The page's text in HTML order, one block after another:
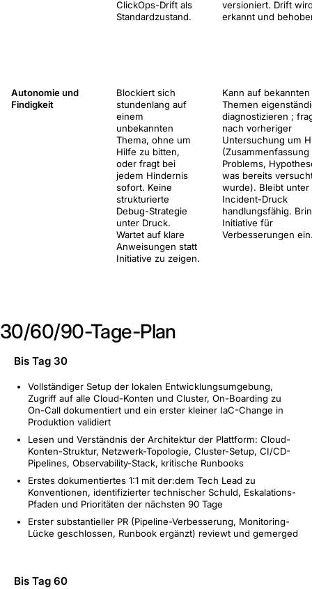
ClickOps-Drift als
Standardzustand.
versioniert. Drift
erkannt und
Autonomie und
Findigkeit
Blockiert sich
stundenlang auf
einem
unbekannten
Thema, ohne um
Hilfe zu bitten,
oder fragt bei
jedem Hindernis
sofort. Keine
strukturierte
Debug-Strategie
unter Druck.
Wartet auf klare
Anweisungen statt
Initiative zu zeigen.
Kann auf bekannten
Themen
diagnostizieren ;
nach vorheriger
Untersuchung um
(Zusammenfassung
Problems,
was bereits
wurde). Bleibt unter
Incident-Druck
handlungsfähig.
Initiative für
Verbesserungen
30/60/90-Tage-Plan
Bis Tag 30
Vollständiger Setup der lokalen Entwicklungsumgebung,
Zugriff auf alle Cloud-Konten und Cluster, On-Boarding zu
On-Call dokumentiert und ein erster kleiner IaC-Change in
Produktion validiert
Lesen und Verständnis der Architektur der Plattform: Cloud-
Konten-Struktur, Netzwerk-Topologie, Cluster-Setup, CI/CD-
Pipelines, Observability-Stack, kritische Runbooks
Erstes dokumentiertes 1:1 mit der:dem Tech Lead zu
Konventionen, identifizierter technischer Schuld, Eskalations-
Pfaden und Prioritäten der nächsten 90 Tage
Erster substantieller PR (Pipeline-Verbesserung, Monitoring-
Lücke geschlossen, Runbook ergänzt) reviewt und gemerged
Bis Tag 60